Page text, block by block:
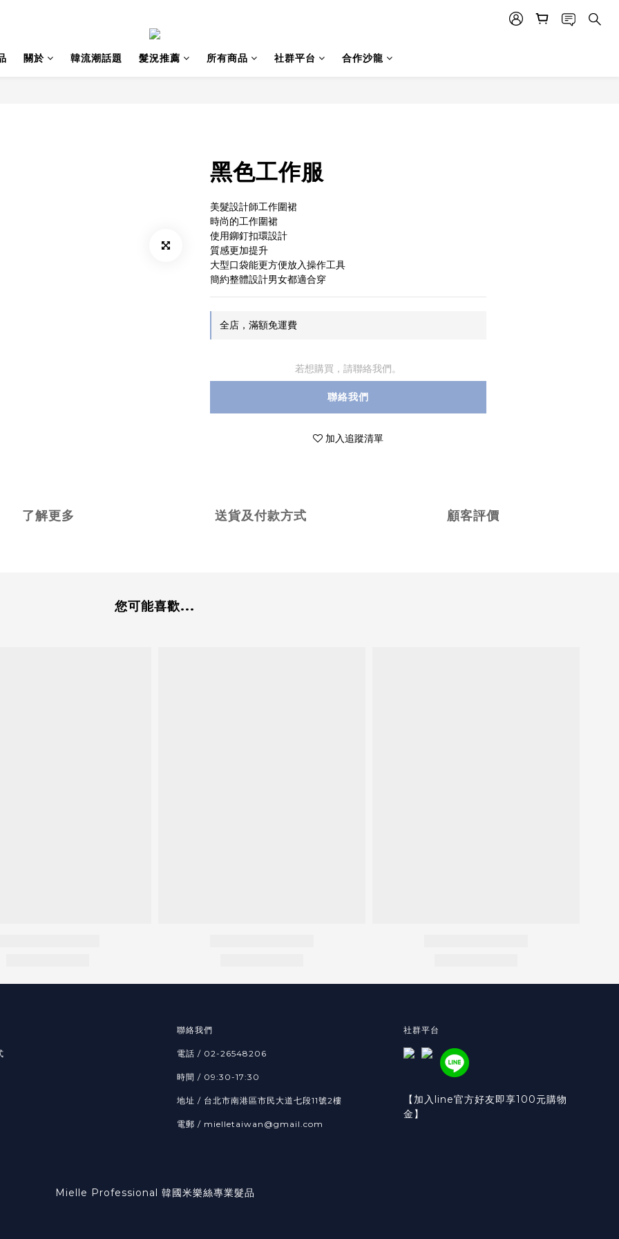
關於 韓流潮話題 髮況推薦 所有商品 社群平台 合作沙龍
黑色工作服
美髮設計師工作圍裙
時尚的工作圍裙
使用鉚釘扣環設計
質感更加提升
大型口袋能更方便放入操作工具
簡約整體設計男女都適合穿
全店，滿額免運費
若想購買，請聯絡我們。
聯絡我們
加入追蹤清單
了解更多 送貨及付款方式 顧客評價
您可能喜歡...
聯絡我們
電話 / 02-26548206
時間 / 09:30-17:30
地址 / 台北市南港區市民大道七段11號2樓
電郵 / mielletaiwan@gmail.com
社群平台
【加入line官方好友即享100元購物
金】
Mielle Professional 韓國米樂絲專業髮品